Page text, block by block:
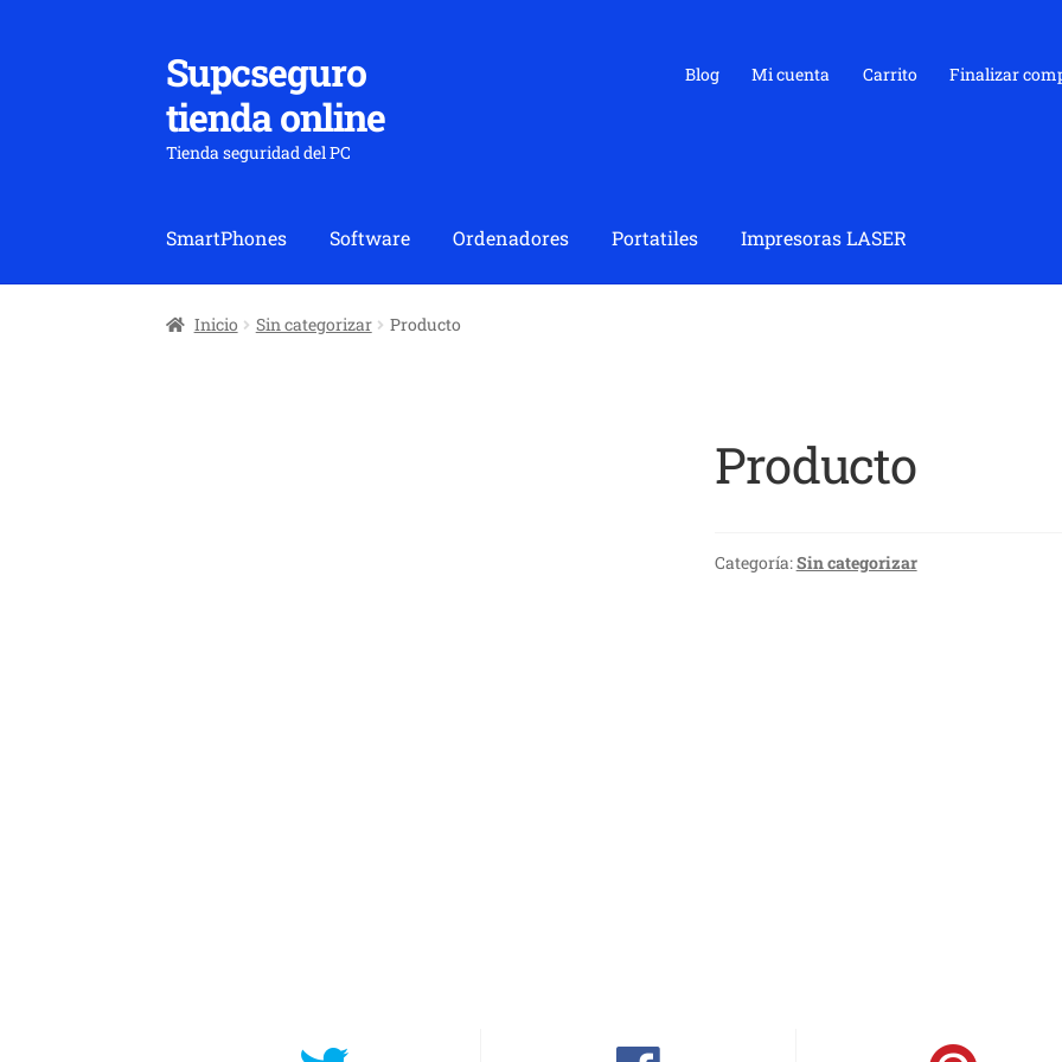
Ir
a
la
navegación
Ir
al
contenido
Supcseguro
tienda online
Tienda seguridad del PC
Blog Mi cuenta Carrito Finalizar
SmartPhones Software Ordenadores Portatiles Impresoras LASER
Inicio Sin categorizar Producto
Producto
Categoría:Sin categorizar